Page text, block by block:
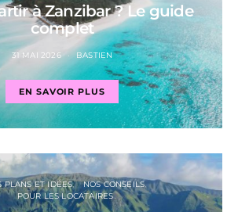
à Zanzibar ? Le guide
complet
31 MAI 2026 BASTIEN
EN SAVOIR PLUS
PLANS ET IDÉES
NOS CONSEILS
POUR LES LOCATAIRES